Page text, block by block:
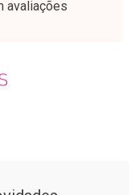
avaliações